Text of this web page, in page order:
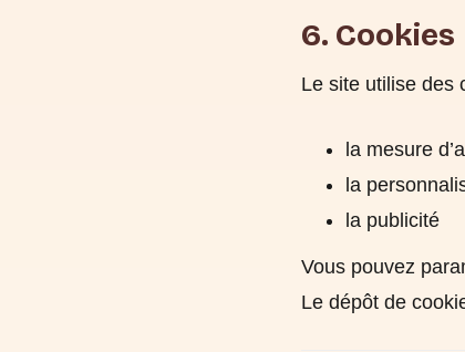
6. Cookies
Le site utilise des
la mesure
la
la publicité
Vous pouvez
Le dépôt de